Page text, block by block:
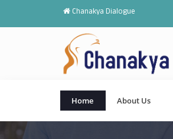
Chanakya Dialogue
Home About Us